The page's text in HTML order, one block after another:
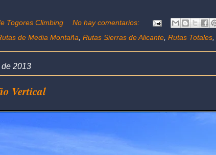
Togores Climbing
No hay comentarios:
de Media Montaña, Rutas Sierras de Alicante, Rutas Totales,
2013
Vertical